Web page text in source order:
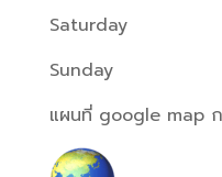
Saturday
Sunday
แผนที่ google map